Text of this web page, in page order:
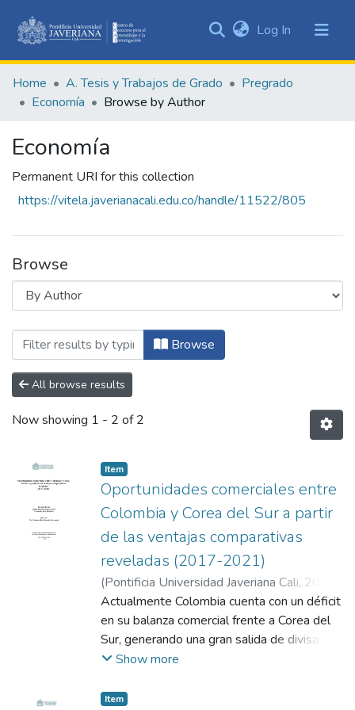
&
Collections
Log In (current)
Home A. Tesis y Trabajos de Grado
Pregrado
Economía
Browse by Author
Economía
Permanent URI for this collection
https://vitela.javerianacali.edu.co/handle/11522/805
Browse
Browsing Economía by Author "De
Browse
All browse results
Now showing 1 - 2 of 2
Item
Oportunidades comerciales entre
Colombia y Corea del Sur a partir
de las ventajas comparativas
reveladas (2017-2021)
(Pontificia Universidad Javeriana Cali, 2023
Granja Castro, Pablo Andrés;Ruiz Ordoñez,
Fernando;De Miranda Parrondo, Mauricio
Actualmente Colombia cuenta con un déficit
en su balanza comercial frente a Corea del
Sur, generando una gran salida de divisas de
Colombia hacia dicho destino, existiendo
están siendo aprovechadas. En este trabajo
Show more
Item